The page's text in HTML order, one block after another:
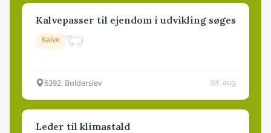
Kalvepasser til ejendom i udvikling søges
Kalve
6392, Bolderslev 03. aug.
Leder til klimastald